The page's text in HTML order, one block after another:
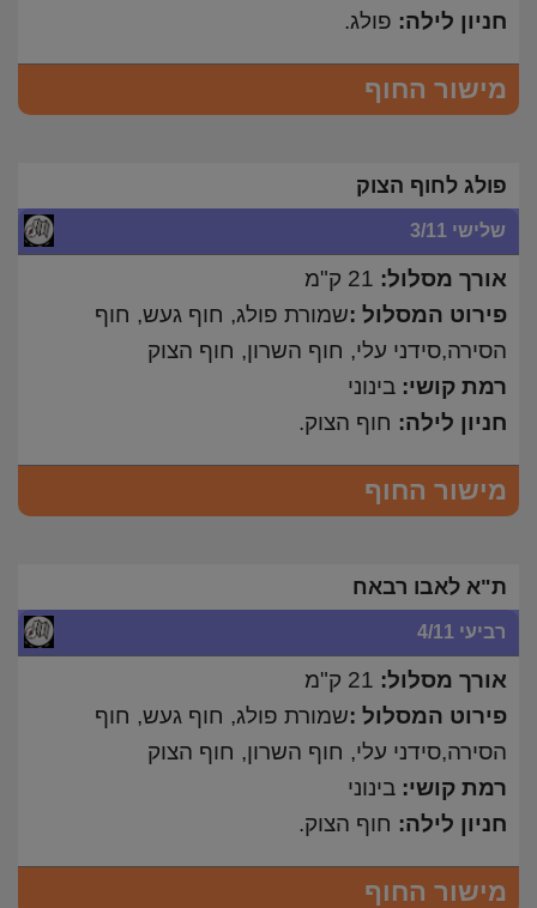
חניון לילה: פולג.
מישור החוף
פולג לחוף הצוק
שלישי 3/11
אורך מסלול:
פירוט המסלול :שמורת פולג, חוף געש, חוף
הסירה,סידני עלי, חוף השרון, חוף הצוק
רמת קושי: בינוני
חניון לילה: חוף הצוק.
מישור החוף
ת"א לאבו רבאח
רביעי 4/11
אורך מסלול:
פירוט המסלול :שמורת פולג, חוף געש, חוף
הסירה,סידני עלי, חוף השרון, חוף הצוק
רמת קושי: בינוני
חניון לילה: חוף הצוק.
מישור החוף